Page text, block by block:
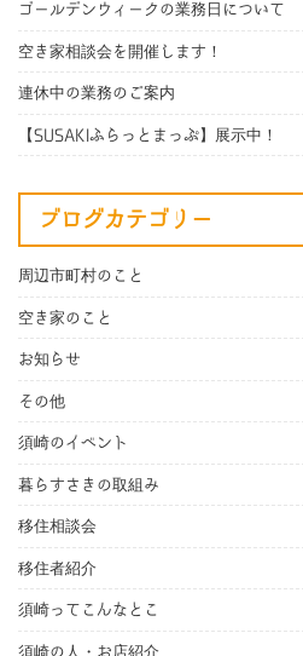
ゴールデンウィークの業務日について
空き家相談会を開催します！
連休中の業務のご案内
【SUSAKIふらっとまっぷ】展示中！
ブログカテゴリー
周辺市町村のこと
空き家のこと
お知らせ
その他
須崎のイベント
暮らすさきの取組み
移住相談会
移住者紹介
須崎ってこんなとこ
須崎の人・お店紹介